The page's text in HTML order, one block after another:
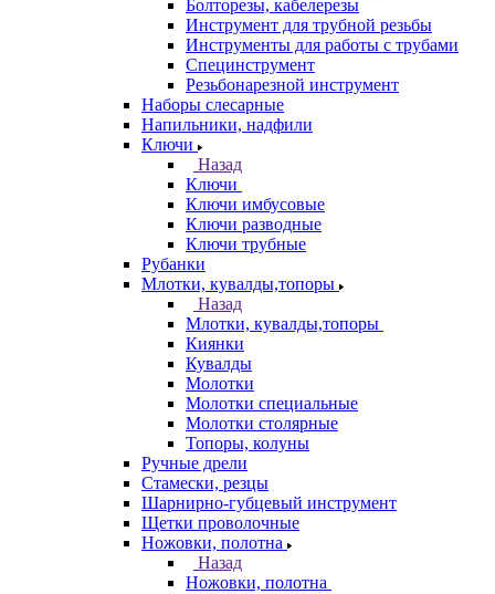
Болторезы, кабелерезы
Инструмент для трубной резьбы
Инструменты для работы с трубами
Специнструмент
Резьбонарезной инструмент
Наборы слесарные
Напильники, надфили
Ключи
Назад
Ключи
Ключи имбусовые
Ключи разводные
Ключи трубные
Рубанки
Млотки, кувалды,топоры
Назад
Млотки, кувалды,топоры
Киянки
Кувалды
Молотки
Молотки специальные
Молотки столярные
Топоры, колуны
Ручные дрели
Стамески, резцы
Шарнирно-губцевый инструмент
Щетки проволочные
Ножовки, полотна
Назад
Ножовки, полотна